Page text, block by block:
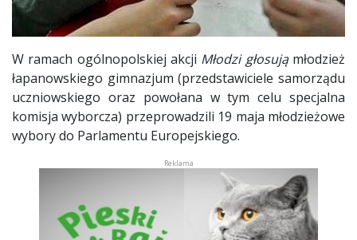
W ramach ogólnopolskiej akcji Młodzi głosująmłodzież
łapanowskiego gimnazjum (przedstawiciele samorządu
uczniowskiego oraz powołana w tym celu specjalna
komisja wyborcza) przeprowadzili 19 maja młodzieżowe
wybory do Parlamentu Europejskiego.